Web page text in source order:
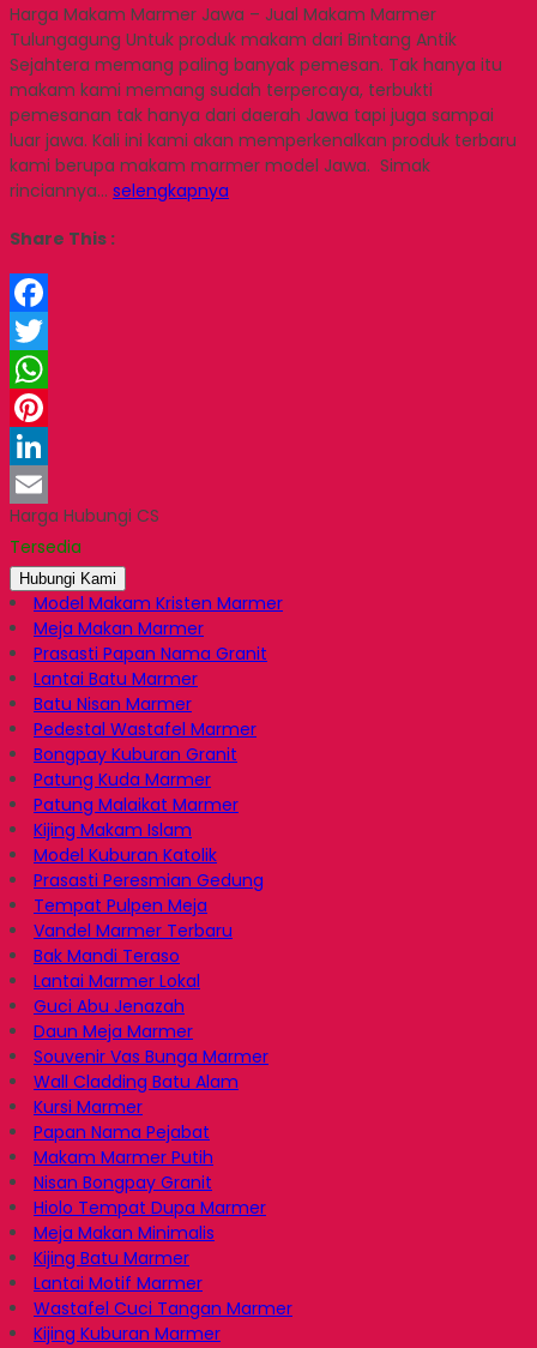
Harga Makam Marmer Jawa – Jual Makam Marmer
Tulungagung Untuk produk makam dari Bintang Antik
Sejahtera memang paling banyak pemesan. Tak hanya itu
makam kami memang sudah terpercaya, terbukti
pemesanan tak hanya dari daerah Jawa tapi juga sampai
luar jawa. Kali ini kami akan memperkenalkan produk terbaru
kami berupa makam marmer model Jawa. Simak
rinciannya… selengkapnya
Share This :
Facebook
Twitter
WhatsApp
Pinterest
LinkedIn
Email
Harga Hubungi CS
Tersedia
Hubungi Kami
Model Makam Kristen Marmer
Meja Makan Marmer
Prasasti Papan Nama Granit
Lantai Batu Marmer
Batu Nisan Marmer
Pedestal Wastafel Marmer
Bongpay Kuburan Granit
Patung Kuda Marmer
Patung Malaikat Marmer
Kijing Makam Islam
Model Kuburan Katolik
Prasasti Peresmian Gedung
Tempat Pulpen Meja
Vandel Marmer Terbaru
Bak Mandi Teraso
Lantai Marmer Lokal
Guci Abu Jenazah
Daun Meja Marmer
Souvenir Vas Bunga Marmer
Wall Cladding Batu Alam
Kursi Marmer
Papan Nama Pejabat
Makam Marmer Putih
Nisan Bongpay Granit
Hiolo Tempat Dupa Marmer
Meja Makan Minimalis
Kijing Batu Marmer
Lantai Motif Marmer
Wastafel Cuci Tangan Marmer
Kijing Kuburan Marmer